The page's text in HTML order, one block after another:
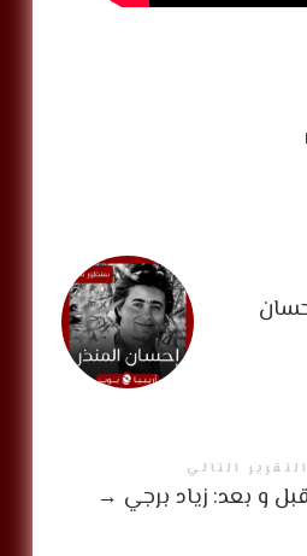
التقرير التالي
قبل و بعد: زياد برجي →